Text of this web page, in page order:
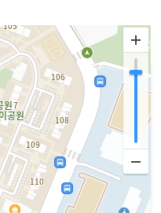
원하는 선생님을 지정
등을 확인해주세요.
세요.
상담을 진행하면 됩니